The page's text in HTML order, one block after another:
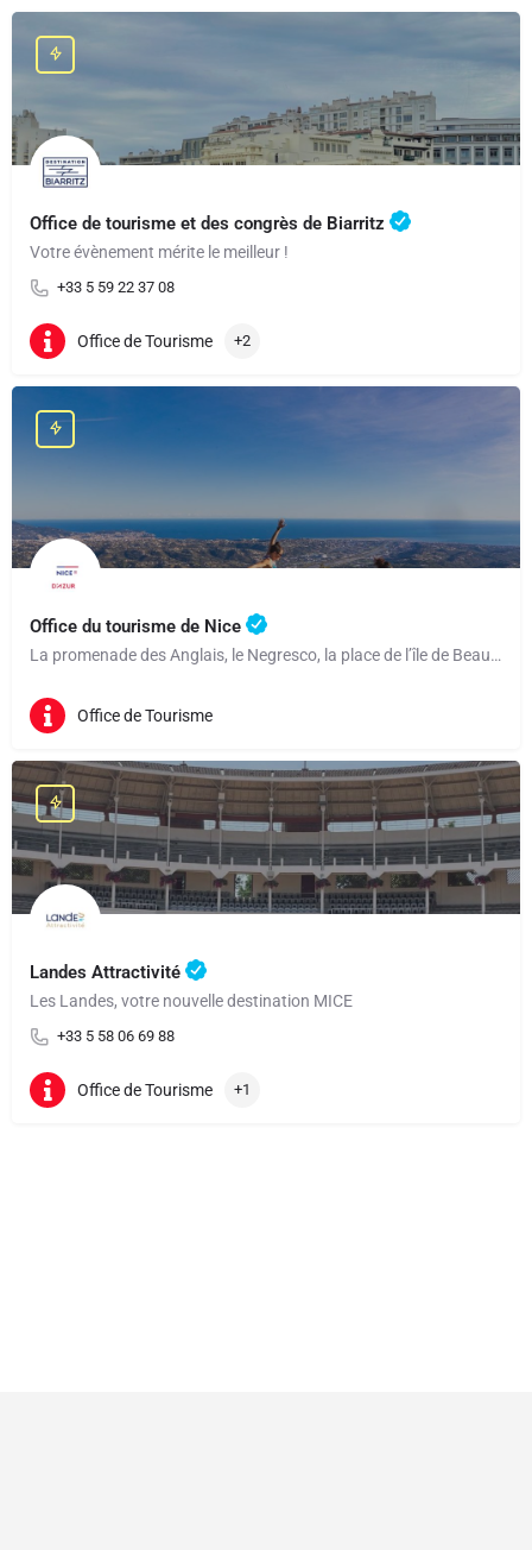
Office de tourisme et des congrès de Biarritz
Votre évènement mérite le meilleur !
+33 5 59 22 37 08
Office de Tourisme +2
Office du tourisme de Nice
La promenade des Anglais, le Negresco, la place de l’île de Beauté… Nice, cité balnéaire classée au…
Office de Tourisme
Landes Attractivité
Les Landes, votre nouvelle destination MICE
+33 5 58 06 69 88
Office de Tourisme +1